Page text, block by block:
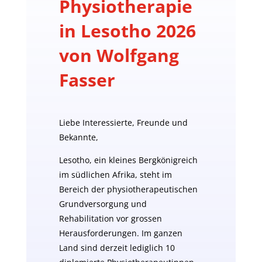
Physiotherapie
in Lesotho 2026
von Wolfgang
Fasser
Liebe Interessierte, Freunde und
Bekannte,
Lesotho, ein kleines Bergkönigreich
im südlichen Afrika, steht im
Bereich der physiotherapeutischen
Grundversorgung und
Rehabilitation vor grossen
Herausforderungen. Im ganzen
Land sind derzeit lediglich 10